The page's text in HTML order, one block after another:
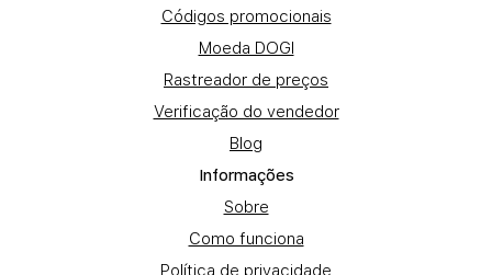
Códigos promocionais
Moeda DOGI
Rastreador de preços
Verificação do vendedor
Blog
Informações
Sobre
Como funciona
Política de privacidade